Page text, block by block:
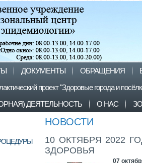
ДОКУМЕНТЫ ОБРАЩЕНИЯ
проект "Здоровые города и
ДЕЯТЕЛЬНОСТЬ
О НАС
НОВОСТИ
10 ОКТЯБРЯ 2022
ЗДОРОВЬЯ
07